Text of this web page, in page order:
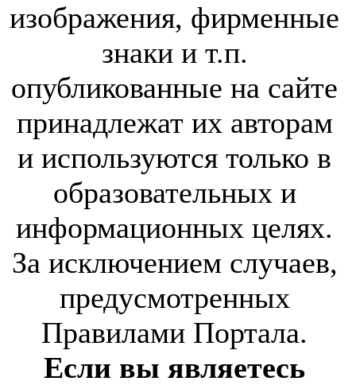
изображения, фирменные
знаки и т.п.
опубликованные на сайте
принадлежат их авторам
и используются только в
образовательных и
информационных целях.
За исключением случаев,
предусмотренных
Правилами Портала.
Если вы являетесь